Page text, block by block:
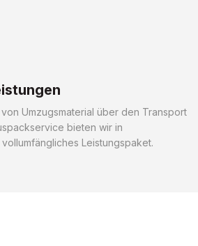
Umzugsmaterial über den Transport
bieten wir in
Leistungspaket.